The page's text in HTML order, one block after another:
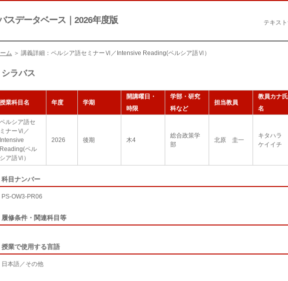
スデータベース｜2026年度版 テキス
ム ＞ 講義詳細：ペルシア語セミナーⅥ／Intensive Reading(ペルシア語Ⅵ）
シラバス
授業科目名 年度 学期
開講曜日・
時限
学部・研究
科など
担当教員
教員カナ氏
名
ペルシア語セ
ミナーⅥ／
Intensive
Reading(ペル
シア語Ⅵ）
2026 後期 木4
総合政策学
部
北原 圭一
キタハラ
ケイイチ
科目ナンバー
PS-OW3-PR06
履修条件・関連科目等
授業で使用する言語
日本語／その他